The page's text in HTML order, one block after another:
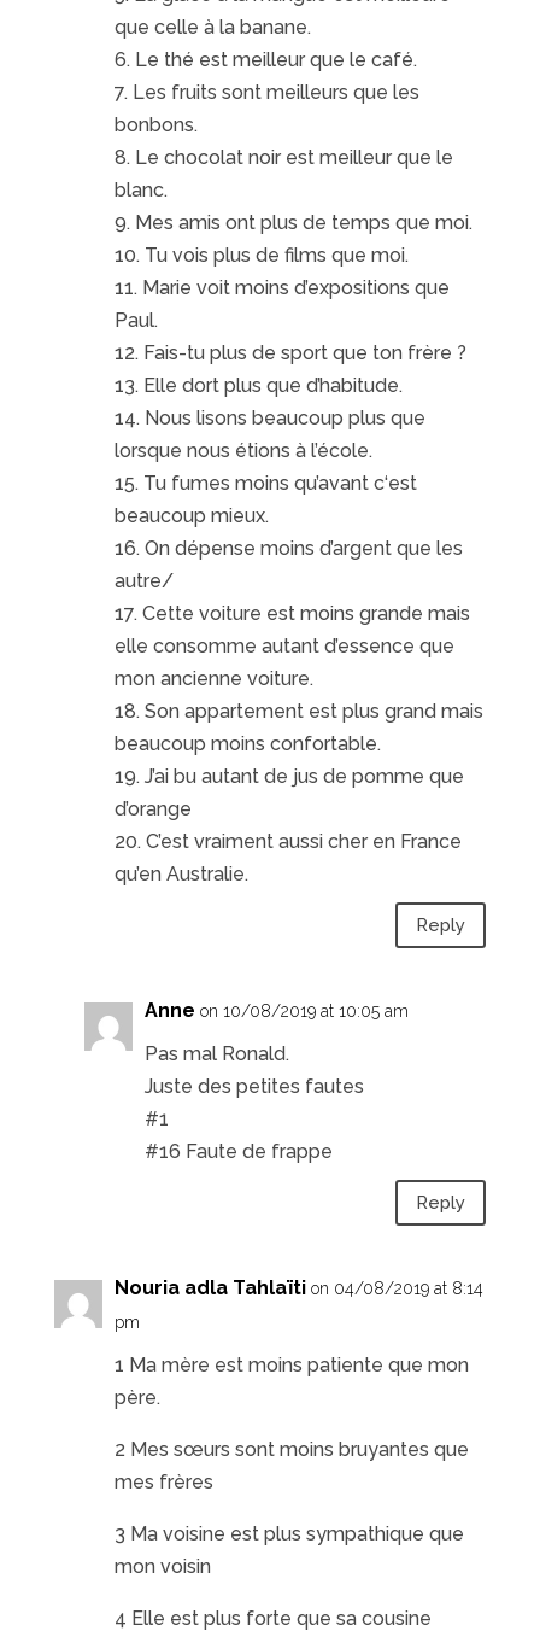
que celle à la banane.
6. Le thé est meilleur que le café.
7. Les fruits sont meilleurs que les
bonbons.
8. Le chocolat noir est meilleur que le
blanc.
9. Mes amis ont plus de temps que moi.
10. Tu vois plus de films que moi.
11. Marie voit moins d’expositions que
Paul.
12. Fais-tu plus de sport que ton frère ?
13. Elle dort plus que d’habitude.
14. Nous lisons beaucoup plus que
lorsque nous étions à l’école.
15. Tu fumes moins qu’avant c‘est
beaucoup mieux.
16. On dépense moins d’argent que les
autre/
17. Cette voiture est moins grande mais
elle consomme autant d’essence que
mon ancienne voiture.
18. Son appartement est plus grand mais
beaucoup moins confortable.
19. J’ai bu autant de jus de pomme que
d’orange
20. C’est vraiment aussi cher en France
qu’en Australie.
Reply
Anne on 10/08/2019 at 10:05 am
Pas mal Ronald.
Juste des petites fautes
#1
#16 Faute de frappe
Reply
Nouria adla Tahlaïti on 04/08/2019 at 8:14
pm
1 Ma mère est moins patiente que mon
père.
2 Mes sœurs sont moins bruyantes que
mes frères
3 Ma voisine est plus sympathique que
mon voisin
4 Elle est plus forte que sa cousine